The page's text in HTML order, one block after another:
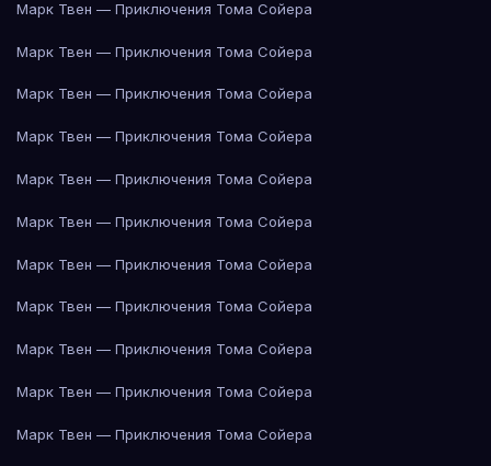
Марк Твен — Приключения Тома Сойера
Марк Твен — Приключения Тома Сойера
Марк Твен — Приключения Тома Сойера
Марк Твен — Приключения Тома Сойера
Марк Твен — Приключения Тома Сойера
Марк Твен — Приключения Тома Сойера
Марк Твен — Приключения Тома Сойера
Марк Твен — Приключения Тома Сойера
Марк Твен — Приключения Тома Сойера
Марк Твен — Приключения Тома Сойера
Марк Твен — Приключения Тома Сойера